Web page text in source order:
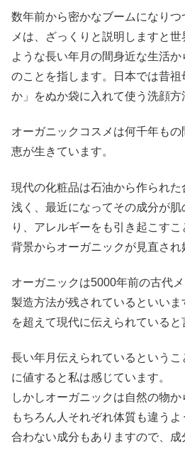
数年前から密かなブームになり
メは、ざっくりと説明しますと
ような長い年月の間身近な生活
のことを指します。日本では昔
か」をぬか袋に入れて使う洗顔方
オーガニックコスメは何千年も
恵が生きています。
現代の化粧品は石油から作られ
浅く、最近になってその成分が
り、アレルギーをも引き起こす
背景からオーガニックが見直され
オーガニックは5000年前の古代
製造方法が残されているといい
を超えて現代に伝えられていると
長い年月伝えられているという
に値すると私は感じています。
しかしオーガニックは自然の物か
もちろん人それぞれ体質も違う
合わない成分もありますので、成